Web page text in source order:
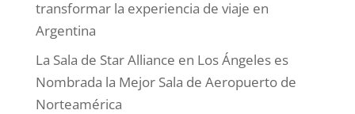
transformar la experiencia de viaje en
Argentina
La Sala de Star Alliance en Los Ángeles es
Nombrada la Mejor Sala de Aeropuerto de
Norteamérica